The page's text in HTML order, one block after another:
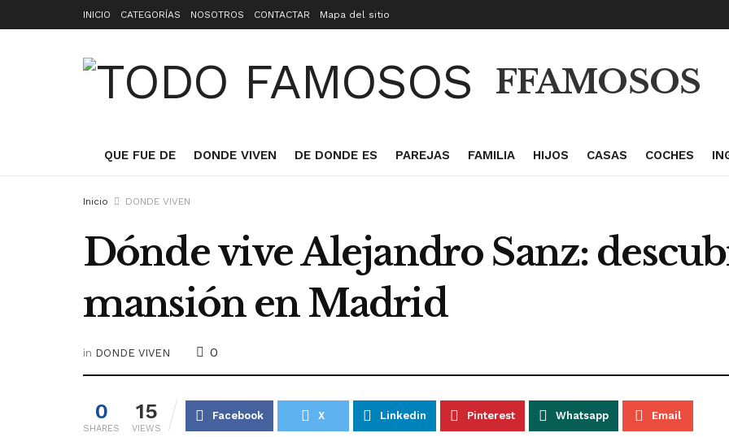
INICIO CATEGORÍAS NOSOTROS CONTACTAR Mapa del sitio
FFAMOSOS
QUE FUE DE DONDE VIVEN DE DONDE ES PAREJAS FAMILIA HIJOS CASAS COCHES
Inicio DONDE VIVEN
Dónde vive Alejandro Sanz:
mansión en Madrid
in DONDE VIVEN 0
0
SHARES
15
VIEWS
Facebook X Linkedin Pinterest Whatsapp Email